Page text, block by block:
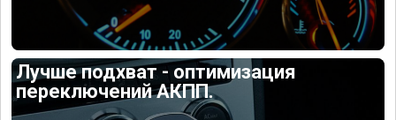
Лучше подхват - оптимизация
переключений АКПП.